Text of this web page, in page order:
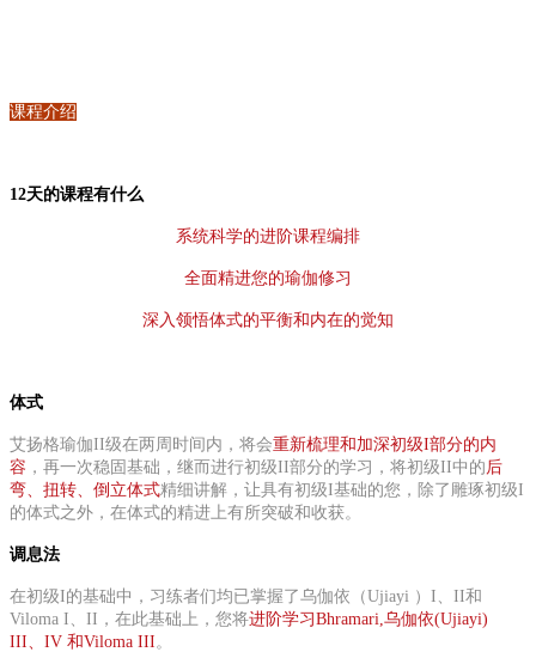
课程介绍
12天的课程有什么
系统科学的进阶课程编排
全面精进您的瑜伽修习
深入领悟体式的平衡和内在的觉知
体式
艾扬格瑜伽II级在两周时间内，将会重新梳理和加深初级I部分的内
容 ，再一次稳固基础，继而进行初级II部分的学习，将初级II中的 后
弯、扭转、倒立体式精细讲解，让具有初级I基础的您，除了雕琢初级I
的体式之外，在体式的精进上有所突破和收获。
调息法
在初级I的基础中，习练者们均已掌握了乌伽依（Ujiayi ）I、II和
Viloma I、II，在此基础上，您将进阶学习Bhramari,乌伽依(Ujiayi)
III、IV 和Viloma III 。